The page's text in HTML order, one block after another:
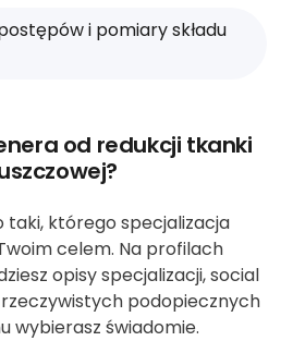
i pomiary składu
od redukcji tkanki
którego specjalizacja
celem. Na profilach
opisy specjalizacji, social
podopiecznych
wybierasz świadomie.